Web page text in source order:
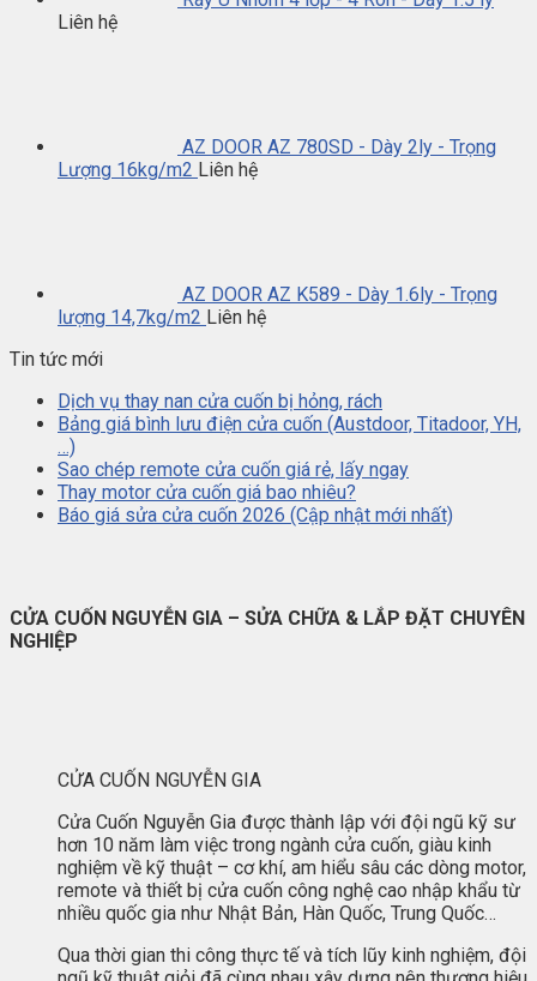
Liên hệ
AZ DOOR AZ 780SD - Dày 2ly - Trọng
Lượng 16kg/m2 Liên hệ
AZ DOOR AZ K589 - Dày 1.6ly - Trọng
lượng 14,7kg/m2 Liên hệ
Tin tức mới
Dịch vụ thay nan cửa cuốn bị hỏng, rách
Bảng giá bình lưu điện cửa cuốn (Austdoor, Titadoor, YH,
…)
Sao chép remote cửa cuốn giá rẻ, lấy ngay
Thay motor cửa cuốn giá bao nhiêu?
Báo giá sửa cửa cuốn 2026 (Cập nhật mới nhất)
CỬA CUỐN NGUYỄN GIA – SỬA CHỮA & LẮP ĐẶT CHUYÊN
NGHIỆP
CỬA CUỐN NGUYỄN GIA
Cửa Cuốn Nguyễn Gia được thành lập với đội ngũ kỹ sư
hơn 10 năm làm việc trong ngành cửa cuốn, giàu kinh
nghiệm về kỹ thuật – cơ khí, am hiểu sâu các dòng motor,
remote và thiết bị cửa cuốn công nghệ cao nhập khẩu từ
nhiều quốc gia như Nhật Bản, Hàn Quốc, Trung Quốc…
Qua thời gian thi công thực tế và tích lũy kinh nghiệm, đội